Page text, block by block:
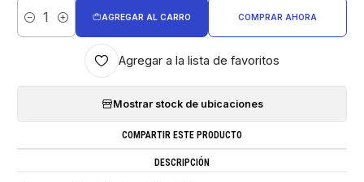
Cantidad
AGREGAR AL CARRO COMPRAR AHORA
Agregar a la lista de favoritos
Mostrar stock de ubicaciones
COMPARTIR ESTE PRODUCTO
DESCRIPCIÓN